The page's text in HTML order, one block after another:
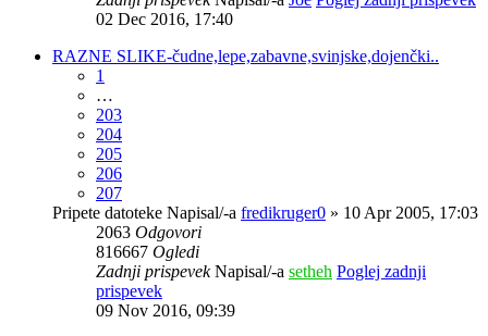
02 Dec 2016, 17:40
RAZNE SLIKE-čudne,lepe,zabavne,svinjske,dojenčki..
1
…
203
204
205
206
207
Pripete datoteke Napisal/-a fredikruger0 » 10 Apr 2005, 17:03
2063 Odgovori
816667 Ogledi
Zadnji prispevekNapisal/-a setheh Poglej zadnji
prispevek
09 Nov 2016, 09:39